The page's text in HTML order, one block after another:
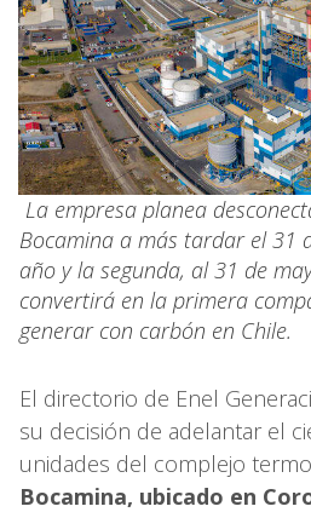
La empresa planea
Bocamina a más tardar el 31
año y la segunda, al 31 de
convertirá en la primera
generar con carbón en Chile.
El directorio de Enel
su decisión de adelantar el
unidades del complejo
Bocamina, ubicado en